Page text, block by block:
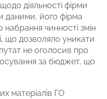
діяльності фірми
даними, його фірма
чинності змін
що дозволяло уникати
не оголосив про
за бюджет, що
матеріалів ГО